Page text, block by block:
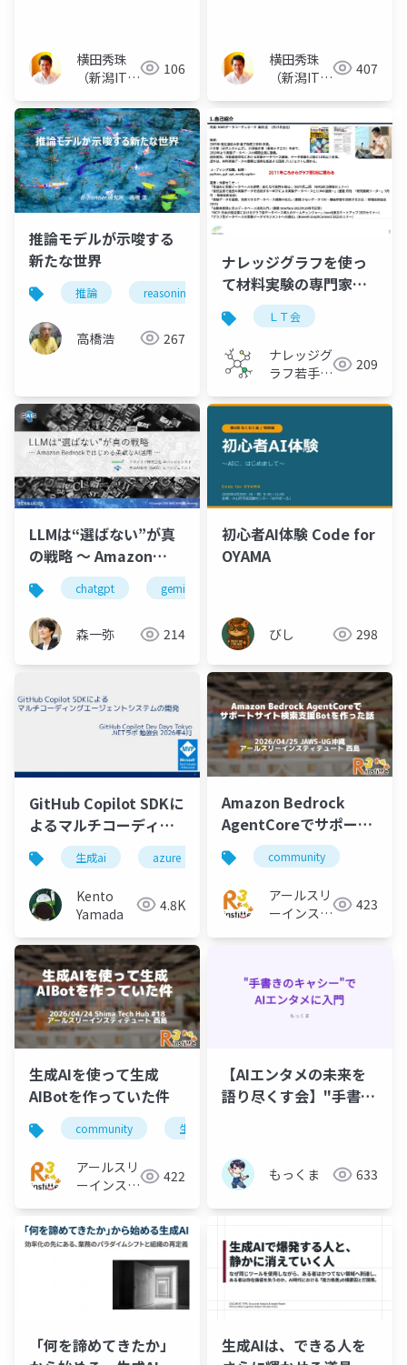
横田秀珠
（新潟ITコ
ト）
106
横田秀珠
（新潟ITコ
407
推論モデルが示唆する
新たな世界
推論 reasoning 推論モデル reasoning
高橋浩 267
ナレッジグラフを使っ
て材料実験の専門家エ
ージェントを作ってみ
た
ＬＴ会
ナレッジグ
ラフ若手の
209
LLMは“選ばない”が真
の戦略 〜 Amazon
Bedrockではじめる柔
軟なAI活用 〜
chatgpt gemini
森一弥 214
初心者AI体験 Code for
OYAMA
びし 298
GitHub Copilot SDKに
よるマルチコーディン
グエージェントシステ
ムの開発
生成ai azure aiエージェント
Kento
Yamada
4.8K
Amazon Bedrock
AgentCoreでサポート
サイト検索支援Botを作
った話
community
アールスリ
ーインステ
423
生成AIを使って生成
AIBotを作っていた件
community 生成ai
アールスリ
ーインステ
422
【AIエンタメの未来を
語り尽くす会】"手書き
もっくま 633
「何を諦めてきたか」
生成AIは、できる人を